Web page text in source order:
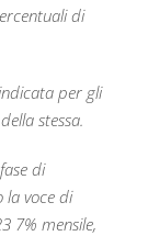
di
per gli
stessa.
di
la voce di
7% mensile,